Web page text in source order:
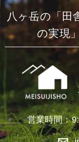
八ヶ岳の「田
の実現
営業時間：